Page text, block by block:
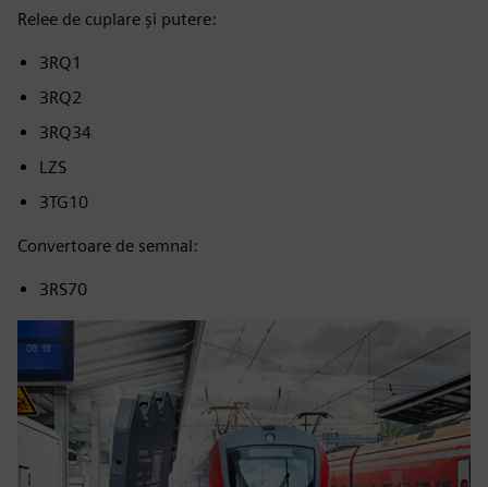
Relee de cuplare și putere:
3RQ1
3RQ2
3RQ34
LZS
3TG10
Convertoare de semnal:
3RS70